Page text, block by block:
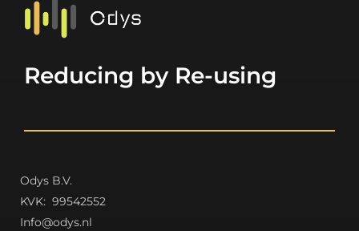
Reducing by Re-using
Odys B.V.
KVK: 99542552
Info@odys.nl